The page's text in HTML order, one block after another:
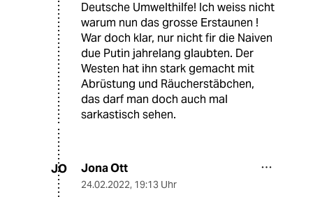
Deutsche Umwelthilfe! Ich weiss nicht
warum nun das grosse Erstaunen !
War doch klar, nur nicht fir die Naiven
due Putin jahrelang glaubten. Der
Westen hat ihn stark gemacht mit
Abrüstung und Räucherstäbchen,
das darf man doch auch mal
sarkastisch sehen.
JO Jona Ott
24.02.2022, 19:13 Uhr